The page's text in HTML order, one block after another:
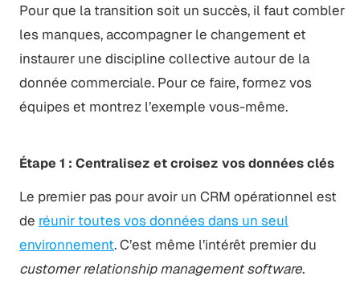
Pour que la transition soit un succès, il faut combler
les manques, accompagner le changement et
instaurer une discipline collective autour de la
donnée commerciale. Pour ce faire, formez vos
équipes et montrez l’exemple vous-même.
Étape 1 : Centralisez et croisez vos données clés
Le premier pas pour avoir un CRM opérationnel est
de réunir toutes vos données dans un seul
environnement. C’est même l’intérêt premier du
customer relationship management software.